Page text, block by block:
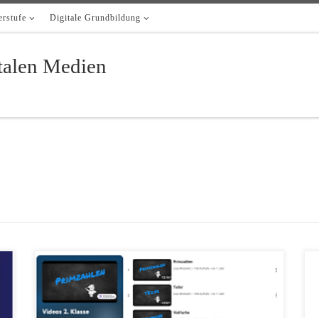
Digitale Grundbildung
Medien
Lisa Widowitz und Birgit Edlinger-Schauperl „Keep calm and math
on“, zwei Kolleginnen vom Hochschullehrgang Mathematik.Digital
an der Pädagogischen Hochschule Niederösterreich, die am BG/BRG